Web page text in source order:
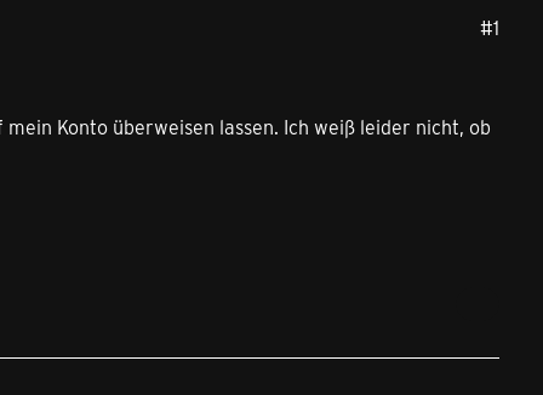
#1
Konto überweisen lassen. Ich weiß leider nicht, ob